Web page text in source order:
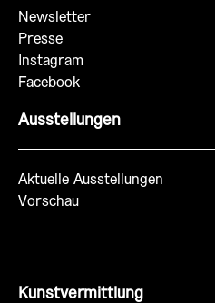
Newsletter
Presse
Instagram
Facebook
Ausstellungen
Aktuelle Ausstellungen
Vorschau
Kunstvermittlung